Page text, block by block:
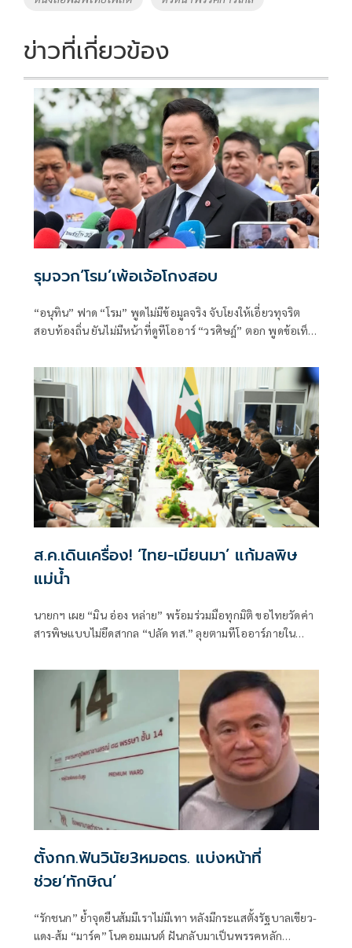
k k
ข่าวที่เกี่ยวข้อง
รุมจวก‘โรม’เพ้อเจ้อโกงสอบ
“อนุทิน” ฟาด “โรม” พูดไม่มีข้อมูลจริง จับโยงให้เอี่ยวทุจริต
สอบท้องถิ่น ยันไม่มีหน้าที่ดูทีโออาร์ “วรศิษฎ์” ตอก พูดข้อเท็จ
ส.ค.เดินเครื่อง! ‘ไทย-เมียนมา’ แก้มลพิษ
แม่นํ้า
นายกฯ เผย “มิน อ่อง หล่าย” พร้อมร่วมมือทุกมิติ ขอไทยวัดค่า
สารพิษแบบไม่ยึดสากล “ปลัด ทส.” ลุยตามทีโออาร์ภายใน
การทูตไทยบนเวทีโลก
ตั้งกก.ฟันวินัย3หมอตร. แบ่งหน้าที่
ช่วย‘ทักษิณ’
“รักชนก” ย้ำจุดยืนส้มมีเราไม่มีเทา หลังมีกระแสตั้งรัฐบาลเขียว-
แดง-ส้ม “มาร์ค” โนคอมเมนต์ ฝันกลับมาเป็นพรรคหลัก